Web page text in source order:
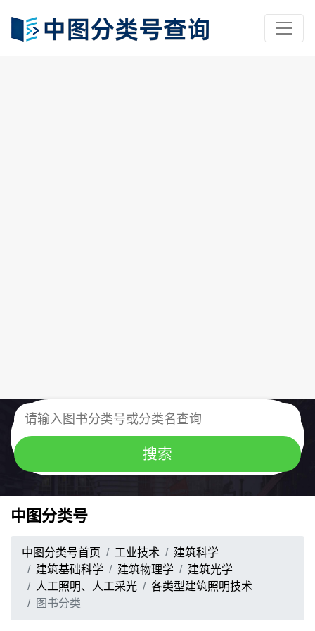
中图分类号
中图分类号首页 工业技术
建筑科学
建筑基础科学
建筑物理学
建筑光学
人工照明、人工采光
各类型建筑照明技术
图书分类